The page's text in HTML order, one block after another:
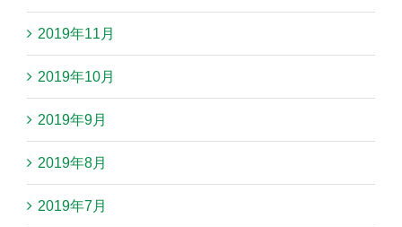
2019年11月
2019年10月
2019年9月
2019年8月
2019年7月